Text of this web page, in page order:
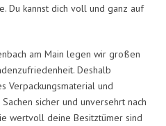
Du kannst dich voll und ganz auf
am Main legen wir großen
Deshalb
Verpackungsmaterial und
sicher und unversehrt nach
wertvoll deine Besitztümer sind